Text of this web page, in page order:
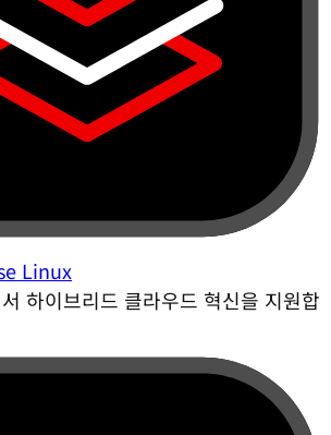
Linux
하이브리드 클라우드 혁신을 지원합